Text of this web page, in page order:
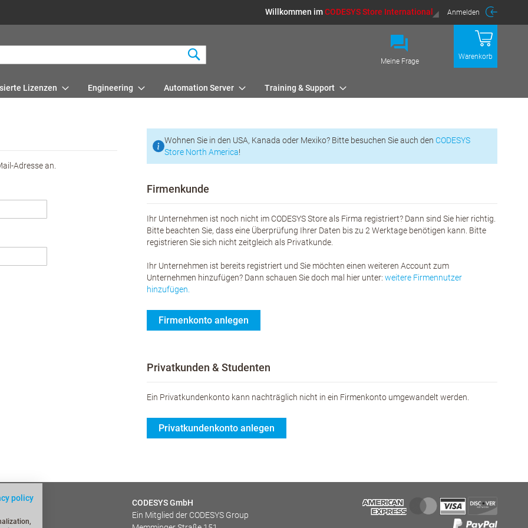
Willkommen imCODESYS Store International Anmelden
Warenkorb
Meine Frage
Lizenzen Engineering Automation Server Training & Support
Adresse an.
Wohnen Sie in den USA, Kanada oder Mexiko? Bitte besuchen Sie auch den CODESYS
Store North America!
Firmenkunde
Ihr Unternehmen ist noch nicht im CODESYS Store als Firma registriert? Dann sind Sie hier richtig.
Bitte beachten Sie, dass eine Überprüfung Ihrer Daten bis zu 2 Werktage benötigen kann. Bitte
registrieren Sie sich nicht zeitgleich als Privatkunde.
Ihr Unternehmen ist bereits registriert und Sie möchten einen weiteren Account zum
Unternehmen hinzufügen? Dann schauen Sie doch mal hier unter: weitere Firmennutzer
hinzufügen.
Firmenkonto anlegen
Privatkunden & Studenten
Ein Privatkundenkonto kann nachträglich nicht in ein Firmenkonto umgewandelt werden.
Privatkundenkonto anlegen
(FAQs)
CODESYS GmbH
Ein Mitglied der CODESYS Group
policy